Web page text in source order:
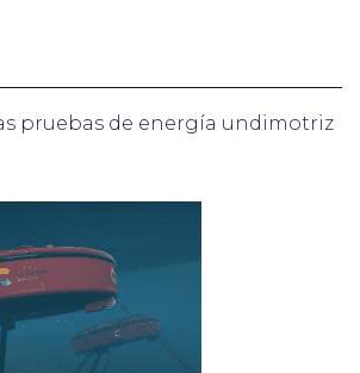
pruebas de energía undimotriz